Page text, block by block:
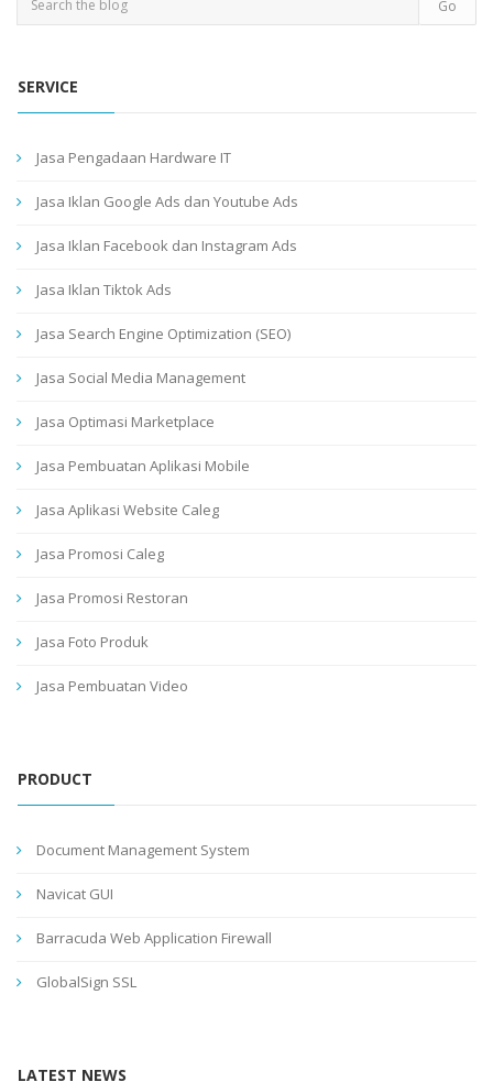
SERVICE
Jasa Pengadaan Hardware IT
Jasa Iklan Google Ads dan Youtube Ads
Jasa Iklan Facebook dan Instagram Ads
Jasa Iklan Tiktok Ads
Jasa Search Engine Optimization (SEO)
Jasa Social Media Management
Jasa Optimasi Marketplace
Jasa Pembuatan Aplikasi Mobile
Jasa Aplikasi Website Caleg
Jasa Promosi Caleg
Jasa Promosi Restoran
Jasa Foto Produk
Jasa Pembuatan Video
PRODUCT
Document Management System
Navicat GUI
Barracuda Web Application Firewall
GlobalSign SSL
LATEST NEWS